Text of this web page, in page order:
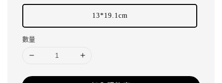
13*19.1cm
數量